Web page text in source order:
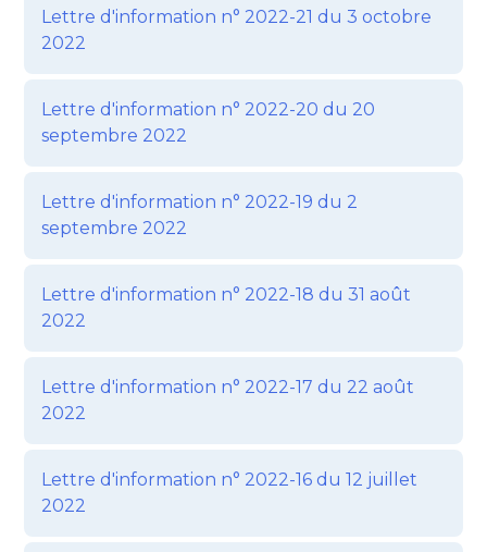
Lettre d'information n° 2022-21 du 3 octobre
2022
Lettre d'information n° 2022-20 du 20
septembre 2022
Lettre d'information n° 2022-19 du 2
septembre 2022
Lettre d'information n° 2022-18 du 31 août
2022
Lettre d'information n° 2022-17 du 22 août
2022
Lettre d'information n° 2022-16 du 12 juillet
2022